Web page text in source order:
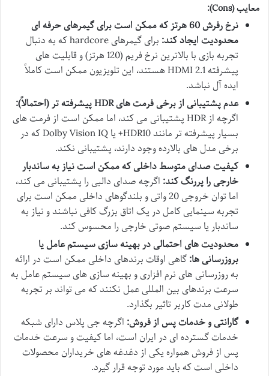
معایب (Cons):
نرخ رفرش 60 هرتز که ممکن است برای گیمرهای حرفه ای
محدودیت ایجاد کند:
برای گیمرهای hardcore که به دنبال
تجربه بازی با بالاترین نرخ فریم (120 هرتز) و قابلیت های
پیشرفته HDMI 2.1 هستند، این تلویزیون ممکن است کاملاً
ایده آل نباشد.
عدم پشتیبانی از برخی فرمت های HDR پیشرفته تر (احتمالاً):
اگرچه از HDR پشتیبانی می کند، اما ممکن است از فرمت های
بسیار پیشرفته تر مانند HDR10+ یا Dolby Vision IQ که در
برخی مدل های بالارده وجود دارند، پشتیبانی نکند.
کیفیت صدای متوسط داخلی که ممکن است نیاز به ساندبار
خارجی را پررنگ کند: اگرچه صدای دالبی را پشتیبانی می کند،
اما توان خروجی 20 واتی و بلندگوهای داخلی ممکن است برای
تجربه سینمایی کامل در یک اتاق بزرگ کافی نباشند و نیاز به
ساندبار یا سیستم صوتی خارجی را محسوس کند.
محدودیت های احتمالی در بهینه سازی سیستم عامل یا
بروزرسانی ها:گاهی اوقات برندهای داخلی ممکن است در ارائه
به روزرسانی های نرم افزاری و بهینه سازی های سیستم عامل به
سرعت برندهای بین المللی عمل نکنند که می تواند بر تجربه
طولانی مدت کاربر تاثیر بگذارد.
گارانتی و خدمات پس از فروش: اگرچه جی پلاس دارای شبکه
خدمات گسترده ای در ایران است، اما کیفیت و سرعت خدمات
پس از فروش همواره یکی از دغدغه های خریداران محصولات
داخلی است که باید مورد توجه قرار گیرد.